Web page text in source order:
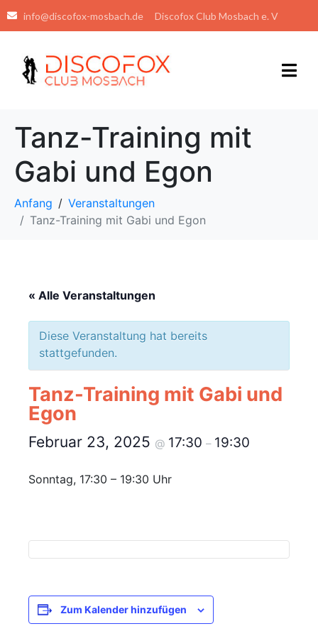
info@discofox-mosbach.de Discofox Club Mosbach e. V
Tanz-Training mit
Gabi und Egon
Anfang
Veranstaltungen
Tanz-Training mit Gabi und Egon
« Alle Veranstaltungen
Diese Veranstaltung hat bereits
stattgefunden.
Tanz-Training mit Gabi und
Egon
Februar 23, 2025 @ 17:30 – 19:30
Sonntag, 17:30 – 19:30 Uhr
Zum Kalender hinzufügen